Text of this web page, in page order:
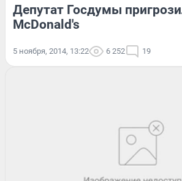
Депутат Госдумы
McDonald's
5 ноября, 2014, 13:22 6 252 19